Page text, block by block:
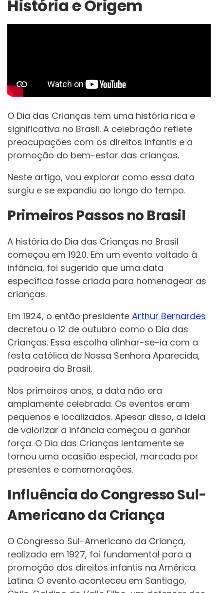
História e Origem
O Dia das Crianças tem uma história rica e
significativa no Brasil. A celebração reflete
preocupações com os direitos infantis e a
promoção do bem-estar das crianças.
Neste artigo, vou explorar como essa data
surgiu e se expandiu ao longo do tempo.
Primeiros Passos no Brasil
A história do Dia das Crianças no Brasil
começou em 1920. Em um evento voltado à
infância, foi sugerido que uma data
específica fosse criada para homenagear as
crianças.
Em 1924, o então presidente Arthur Bernardes
decretou o 12 de outubro como o Dia das
Crianças. Essa escolha alinhar-se-ia com a
festa católica de Nossa Senhora Aparecida,
padroeira do Brasil.
Nos primeiros anos, a data não era
amplamente celebrada. Os eventos eram
pequenos e localizados. Apesar disso, a ideia
de valorizar a infância começou a ganhar
força. O Dia das Crianças lentamente se
tornou uma ocasião especial, marcada por
presentes e comemorações.
Influência do Congresso Sul-
Americano da Criança
O Congresso Sul-Americano da Criança,
realizado em 1927, foi fundamental para a
promoção dos direitos infantis na América
Latina. O evento aconteceu em Santiago,